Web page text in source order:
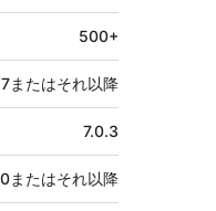
500+
またはそれ以降
7.0.3
またはそれ以降